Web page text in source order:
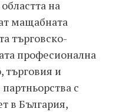
на
мащабната
търговско-
професионална
търговия и
с
в България,